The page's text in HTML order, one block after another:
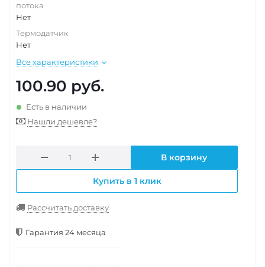
потока
Нет
Термодатчик
Нет
Все характеристики
100.90 руб.
Есть в наличии
Нашли дешевле?
В корзину
Купить в 1 клик
Рассчитать доставку
Гарантия 24 месяца